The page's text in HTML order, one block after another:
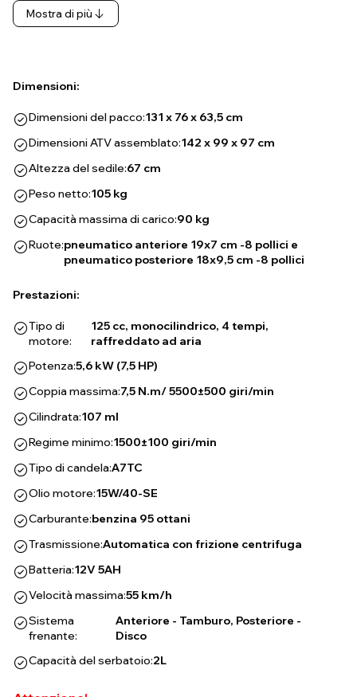
Mostra di più
Dimensioni:
Dimensioni del pacco:131 x 76 x 63,5 cm
Dimensioni ATV assemblato:142 x 99 x 97 cm
Altezza del sedile:67 cm
Peso netto:105 kg
Capacità massima di carico:90 kg
Ruote:pneumatico anteriore 19x7 cm -8 pollici e
pneumatico posteriore 18x9,5 cm -8 pollici
Prestazioni:
Tipo di
motore:
125 cc, monocilindrico, 4 tempi,
raffreddato ad aria
Potenza:5,6 kW (7,5 HP)
Coppia massima:7,5 N.m/ 5500±500 giri/min
Cilindrata:107 ml
Regime minimo:1500±100 giri/min
Tipo di candela:A7TC
Olio motore:15W/40-SE
Carburante:benzina 95 ottani
Trasmissione:Automatica con frizione centrifuga
Batteria:12V 5AH
Velocità massima:55 km/h
Sistema
frenante:
Anteriore - Tamburo, Posteriore -
Disco
Capacità del serbatoio:2L